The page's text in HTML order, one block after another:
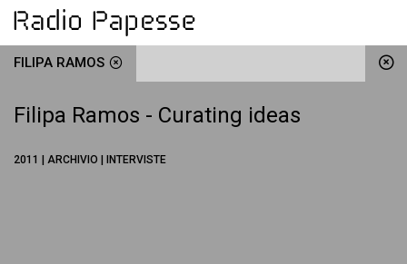
FILIPA RAMOS
Filipa Ramos - Curating ideas
2011 | ARCHIVIO | INTERVISTE